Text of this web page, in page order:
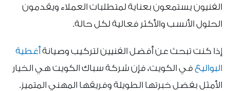
الفنيون يستمعون بعناية لمتطلبات العملاء ويقدمون
الحلول الأنسب والأكثر فعالية لكل حالة.
إذا كنت تبحث عن أفضل الفنيين لتركيب وصيانةأغطية
البواليع في الكويت، فإن شركة سباك الكويت هي الخيار
الأمثل بفضل خبرتها الطويلة وفريقها المهني المتميز.